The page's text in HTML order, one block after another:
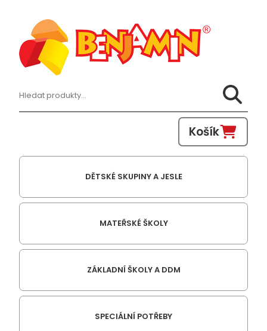
Hledat:
Košík
DĚTSKÉ SKUPINY A JESLE
MATEŘSKÉ ŠKOLY
ZÁKLADNÍ ŠKOLY A DDM
SPECIÁLNÍ POTŘEBY